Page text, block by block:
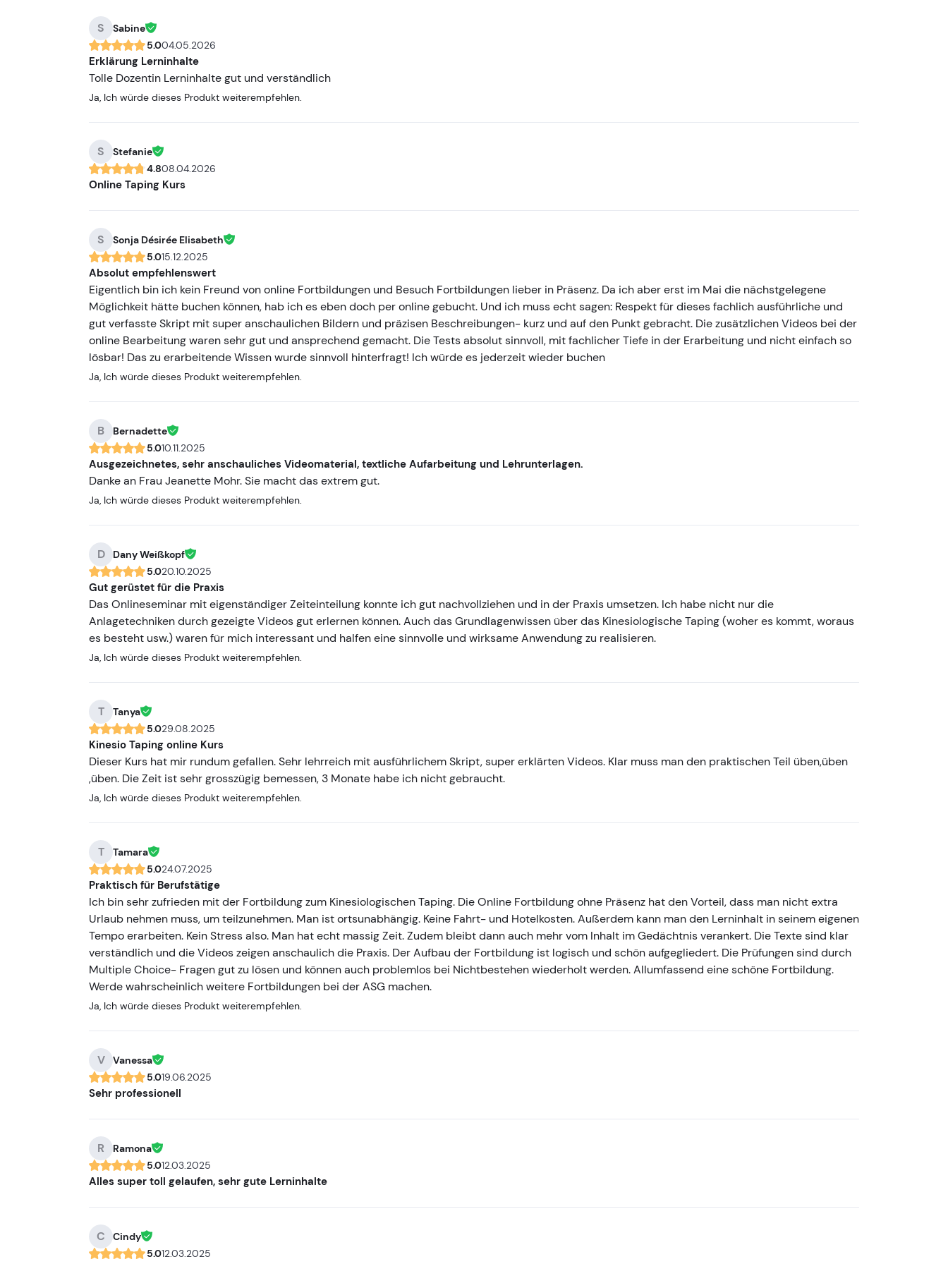
S
Sabine
5.004.05.2026
Erklärung Lerninhalte
Tolle Dozentin Lerninhalte gut und verständlich
Ja, Ich würde dieses Produkt weiterempfehlen.
S
Stefanie
4.808.04.2026
Online Taping Kurs
S
Sonja Désirée Elisabeth
5.015.12.2025
Absolut empfehlenswert
Eigentlich bin ich kein Freund von online Fortbildungen und Besuch Fortbildungen lieber in Präsenz. Da ich aber erst im Mai die nächstgelegene
Möglichkeit hätte buchen können, hab ich es eben doch per online gebucht. Und ich muss echt sagen: Respekt für dieses fachlich ausführliche und
gut verfasste Skript mit super anschaulichen Bildern und präzisen Beschreibungen- kurz und auf den Punkt gebracht. Die zusätzlichen Videos bei der
online Bearbeitung waren sehr gut und ansprechend gemacht. Die Tests absolut sinnvoll, mit fachlicher Tiefe in der Erarbeitung und nicht einfach so
lösbar! Das zu erarbeitende Wissen wurde sinnvoll hinterfragt! Ich würde es jederzeit wieder buchen
Ja, Ich würde dieses Produkt weiterempfehlen.
B
Bernadette
5.010.11.2025
Ausgezeichnetes, sehr anschauliches Videomaterial, textliche Aufarbeitung und Lehrunterlagen.
Danke an Frau Jeanette Mohr. Sie macht das extrem gut.
Ja, Ich würde dieses Produkt weiterempfehlen.
D
Dany Weißkopf
5.020.10.2025
Gut gerüstet für die Praxis
Das Onlineseminar mit eigenständiger Zeiteinteilung konnte ich gut nachvollziehen und in der Praxis umsetzen. Ich habe nicht nur die
Anlagetechniken durch gezeigte Videos gut erlernen können. Auch das Grundlagenwissen über das Kinesiologische Taping (woher es kommt, woraus
es besteht usw.) waren für mich interessant und halfen eine sinnvolle und wirksame Anwendung zu realisieren.
Ja, Ich würde dieses Produkt weiterempfehlen.
T
Tanya
5.029.08.2025
Kinesio Taping online Kurs
Dieser Kurs hat mir rundum gefallen. Sehr lehrreich mit ausführlichem Skript, super erklärten Videos. Klar muss man den praktischen Teil üben,üben
,üben. Die Zeit ist sehr grosszügig bemessen, 3 Monate habe ich nicht gebraucht.
Ja, Ich würde dieses Produkt weiterempfehlen.
T
Tamara
5.024.07.2025
Praktisch für Berufstätige
Ich bin sehr zufrieden mit der Fortbildung zum Kinesiologischen Taping. Die Online Fortbildung ohne Präsenz hat den Vorteil, dass man nicht extra
Urlaub nehmen muss, um teilzunehmen. Man ist ortsunabhängig. Keine Fahrt- und Hotelkosten. Außerdem kann man den Lerninhalt in seinem eigenen
Tempo erarbeiten. Kein Stress also. Man hat echt massig Zeit. Zudem bleibt dann auch mehr vom Inhalt im Gedächtnis verankert. Die Texte sind klar
verständlich und die Videos zeigen anschaulich die Praxis. Der Aufbau der Fortbildung ist logisch und schön aufgegliedert. Die Prüfungen sind durch
Multiple Choice- Fragen gut zu lösen und können auch problemlos bei Nichtbestehen wiederholt werden. Allumfassend eine schöne Fortbildung.
Werde wahrscheinlich weitere Fortbildungen bei der ASG machen.
Ja, Ich würde dieses Produkt weiterempfehlen.
V
Vanessa
5.019.06.2025
Sehr professionell
R
Ramona
5.012.03.2025
Alles super toll gelaufen, sehr gute Lerninhalte
C
Cindy
5.012.03.2025